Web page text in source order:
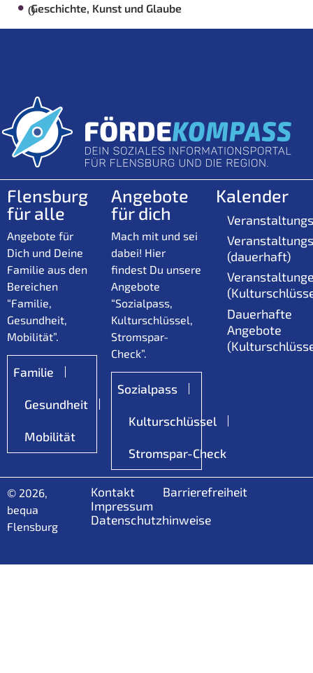
Geschichte, Kunst und Glaube
()
Flensburg
für alle
Angebote für
Dich und Deine
Familie aus den
Bereichen
“Familie,
Gesundheit,
Mobilität”.
Familie
Gesundheit
Mobilität
Angebote
für dich
Mach mit und sei
dabei! Hier
findest Du unsere
Angebote
“Sozialpass,
Kulturschlüssel,
Stromspar-
Check”.
Sozialpass
Kulturschlüssel
Stromspar-Check
Kalender
(dauerhaft)
Dauerhafte
Angebote
© 2026,
bequa
Flensburg
Kontakt
Barrierefreiheit
Impressum
Datenschutzhinweise